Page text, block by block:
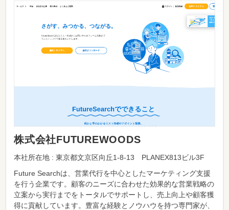
株式会社FUTUREWOODS
本社所在地 : 東京都文京区向丘1-8-13 PLANEX813ビル3F
Future Searchは、営業代行を中心としたマーケティング支援
を行う企業です。顧客のニーズに合わせた効果的な営業戦略の
立案から実行までをトータルでサポートし、売上向上や顧客獲
得に貢献しています。豊富な経験とノウハウを持つ専門家が、